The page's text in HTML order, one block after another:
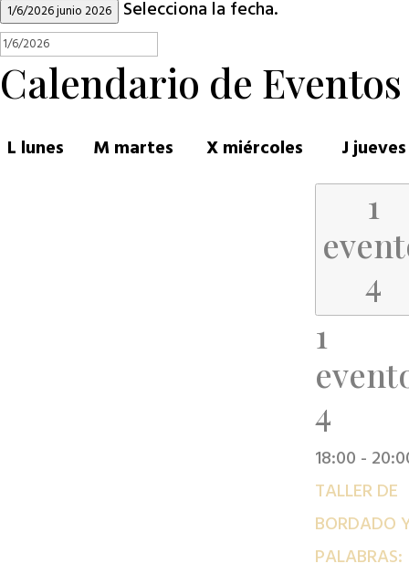
1/6/2026junio 2026 Selecciona la fecha.
Calendario de Eventos
L lunes Mmartes Xmiércoles Jjueves
1
4
1
4
18:00 -
TALLER DE
BORDADO
PALABRAS: